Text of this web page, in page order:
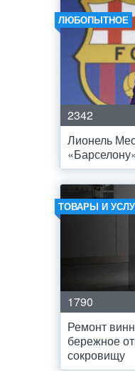
ЛЮБОПЫТНОЕ
2342
Лионель
ТОВАРЫ И
1790
Ремонт
бережное
сокровищу